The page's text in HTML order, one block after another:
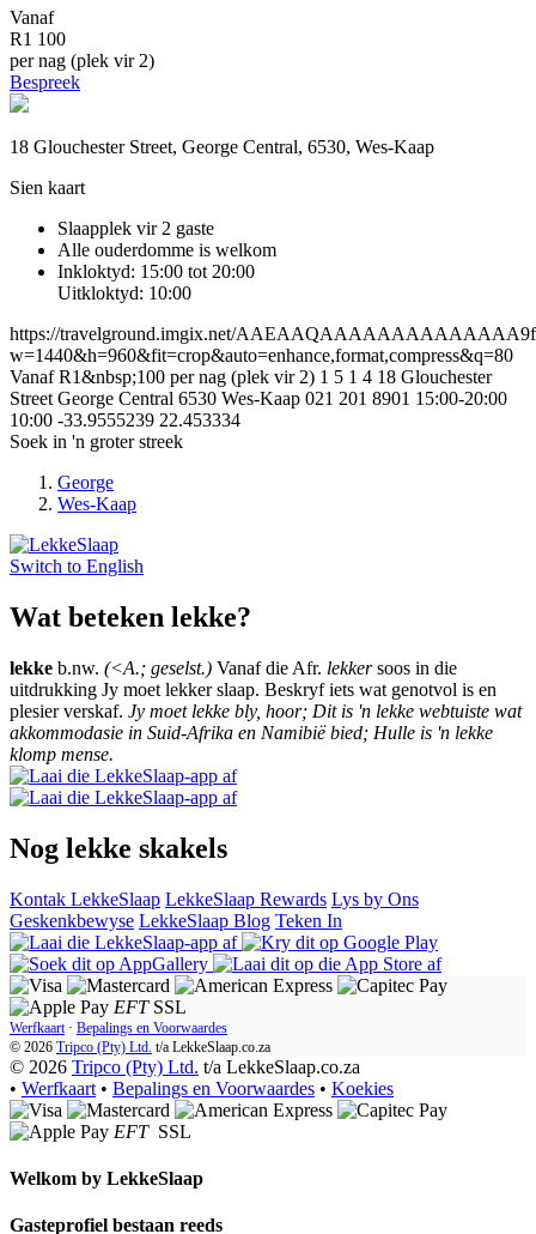
Vanaf
R1 100
per nag (plek vir 2)
Bespreek
18 Glouchester Street, George Central, 6530, Wes-Kaap
Sien kaart
Slaapplek vir 2 gaste
Alle ouderdomme is welkom
Inkloktyd: 15:00 tot 20:00
Uitkloktyd: 10:00
https://travelground.imgix.net/
w=1440&h=960&fit=crop&auto=enhance,format,compress&q=80
Vanaf R1&nbsp;100 per nag (plek vir 2) 1 5 1 4 18 Glouchester
Street George Central 6530 Wes-Kaap 021 201 8901 15:00-20:00
10:00 -33.9555239 22.453334
Soek in 'n groter streek
George
Wes-Kaap
Switch to English
Wat beteken lekke?
lekke b.nw. (<A.; geselst.) Vanaf die Afr. lekkersoos in die
uitdrukking Jy moet lekker slaap. Beskryf iets wat genotvol is en
plesier verskaf. Jy moet lekke bly, hoor; Dit is 'n lekke webtuiste wat
akkommodasie in Suid-Afrika en Namibië bied; Hulle is 'n lekke
klomp mense.
Nog lekke skakels
Kontak LekkeSlaap LekkeSlaap Rewards Lys by Ons
Geskenkbewyse LekkeSlaap Blog Teken In
EFT SSL
Werfkaart · Bepalings en Voorwaardes
© 2026 Tripco (Pty) Ltd. t/a LekkeSlaap.co.za
© 2026 Tripco (Pty) Ltd. t/a LekkeSlaap.co.za
• Werfkaart • Bepalings en Voorwaardes • Koekies
EFT SSL
Welkom by LekkeSlaap
Gasteprofiel bestaan ​​reeds